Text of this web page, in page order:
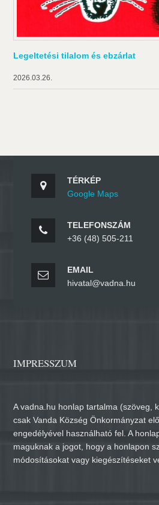
Legeltetési tilalom és ebzárlat
2026.03.26.
TÉRKÉP
Google Maps
TELEFONSZÁM
+36 (48) 505-211
EMAIL
hivatal@vadna.hu
IMPRESSZUM
A vadna.hu honlap tartalma (szöveg,
csak Vanda Község Önkormányzat
engedélyével használható fel. A
maguknak a jogot, hogy a honlapon
módosításokat vagy kiegészítéseket